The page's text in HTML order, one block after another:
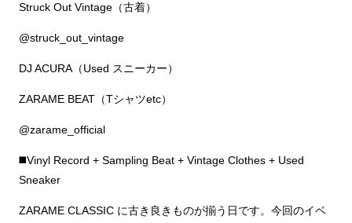
Struck Out Vintage（古着）
@struck_out_vintage
DJ ACURA（Used スニーカー）
ZARAME BEAT（Tシャツetc）
@zarame_official
◼️Vinyl Record + Sampling Beat + Vintage Clothes + Used
Sneaker
ZARAME CLASSIC に古き良きものが揃う日です。今回のイベ